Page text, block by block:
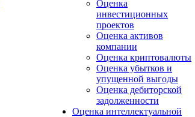
Оценка
инвестиционных
проектов
Оценка активов
компании
Оценка криптовалюты
Оценка убытков и
упущенной выгоды
Оценка дебиторской
задолженности
Оценка интеллектуальной